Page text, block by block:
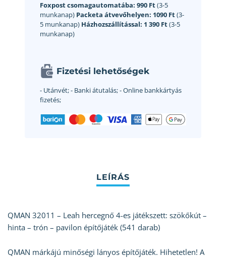
Foxpost csomagautomatába: 990 Ft(3-5
munkanap) Packeta átvevőhelyen: 1090 Ft(3-
5 munkanap) Házhozszállítással: 1 390 Ft(3-5
munkanap)
Fizetési lehetőségek
- Utánvét;- Banki átutalás;- Online bankkártyás
fizetés;
QMAN 32011 – Leah hercegnő 4-es játékszett: szökőkút –
hinta – trón – pavilon építőjáték (541 darab)
QMAN márkájú minőségi lányos építőjáték. Hihetetlen! A